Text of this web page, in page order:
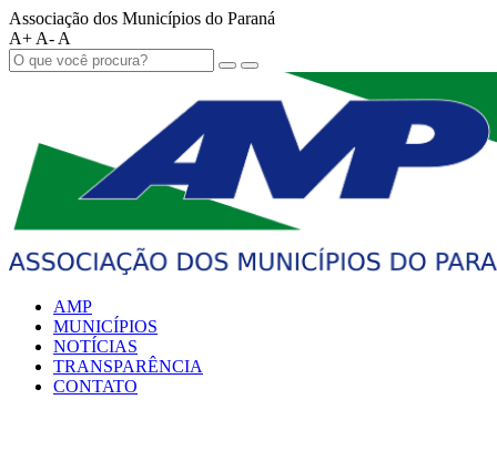
Associação dos Municípios do Paraná
A+ A- A
AMP
MUNICÍPIOS
NOTÍCIAS
TRANSPARÊNCIA
CONTATO